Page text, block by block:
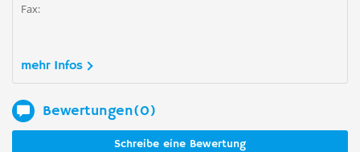
Fax:
mehr Infos
Bewertungen(0)
Schreibe eine Bewertung